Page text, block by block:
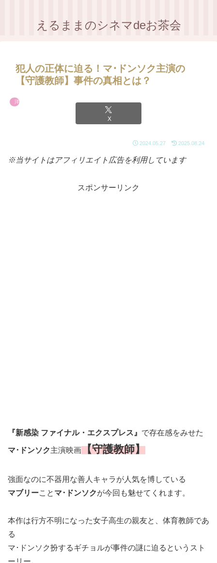
えるままのシネマdeお茶会
犯人の正体に迫る！マ･ドンソク主演の
【守護教師】事件の真相とは？
洋画
X
2024.05.27 2025.08.24
※当サイトはアフィリエイト広告を利用しています
スポンサーリンク
『新感染 ファイナル・エクスプレス』 で存在感をみせた
マ･ドンソク主演映画【守護教師】
強面なのに不器用な善人キャラが人気を博している
マブリーこと マ･ドンソクが今回も魅せてくれます。
本作は行方不明になった女子高生の親友と、体育教師であ
る
マ･ドンソク扮するギチョルが事件の謎に迫るというスト
ーリー。